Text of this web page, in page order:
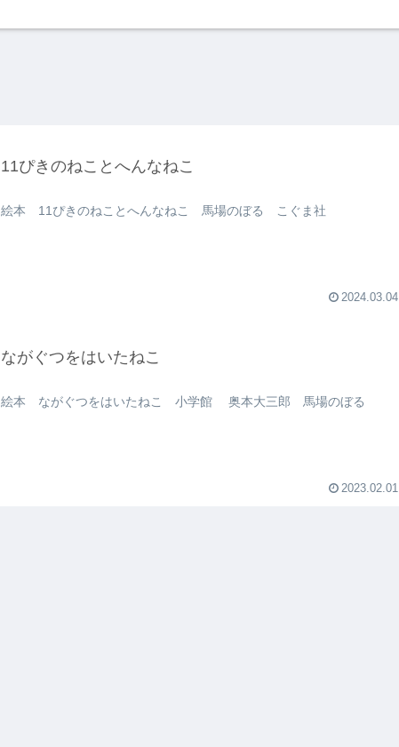
11ぴきのねことへんなねこ
絵本 11ぴきのねことへんなねこ 馬場のぼる こぐま社
2024.03.04
ながぐつをはいたねこ
絵本 ながぐつをはいたねこ 小学館 奥本大三郎 馬場のぼる
2023.02.01